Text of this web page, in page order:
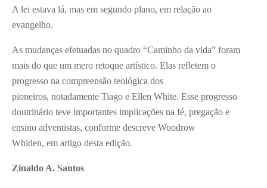
A lei estava lá, mas em segundo plano, em relação ao
evangelho.
As mudanças efetuadas no quadro “Caminho da vida” foram
mais do que um mero retoque artístico. Elas refletem o
progresso na compreensão teológica dos
pioneiros, notadamente Tiago e Ellen White. Esse progresso
doutrinário teve importantes implicações na fé, pregação e
ensino adventistas, conforme descreve Woodrow
Whiden, em artigo desta edição.
Zinaldo A. Santos